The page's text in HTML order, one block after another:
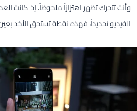
وأنت تتحرك تظهر اهتزازاً ملحوظاً. إذا
الفيديو تحديداً، فهذه نقطة تستحق الأخذ بعين